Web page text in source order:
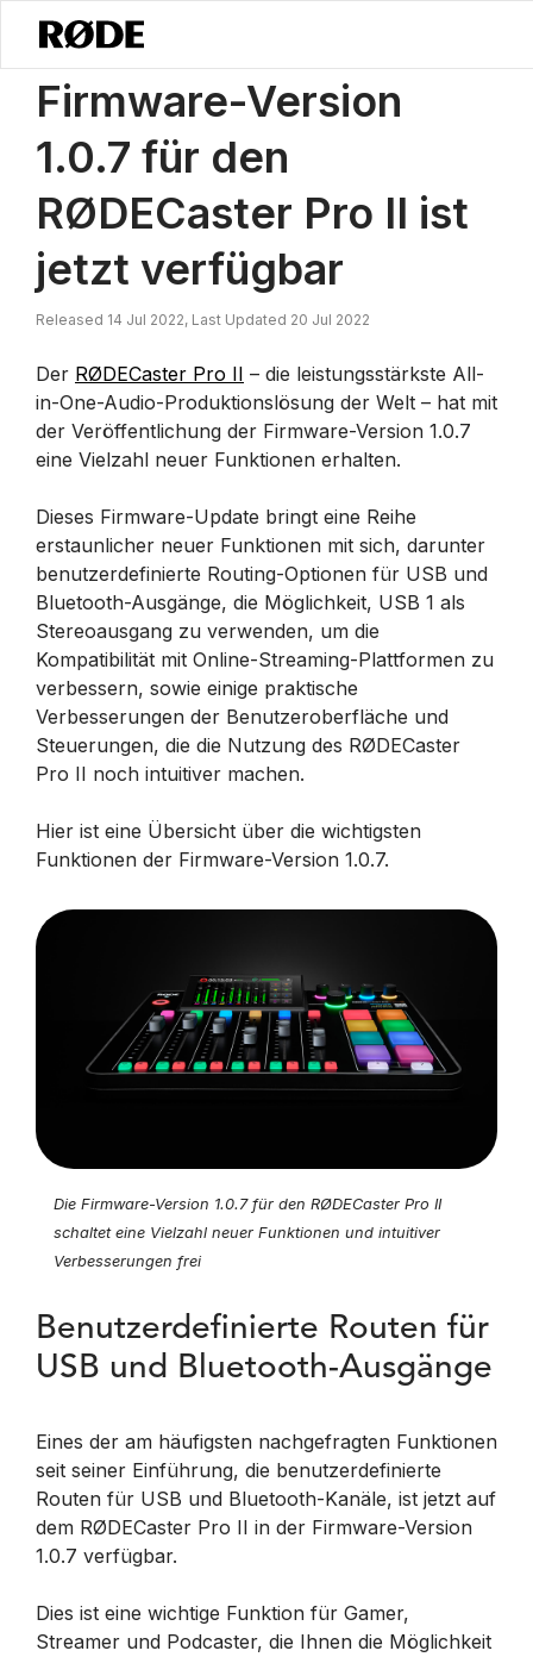
Nachrichten / Die Firmware-Version 1.0.7 Für Den RØDECaster Pro II
Firmware-Version
1.0.7 für den
RØDECaster Pro II ist
jetzt verfügbar
Released 14 Jul 2022, Last Updated 20 Jul 2022
Der RØDECaster Pro II – die leistungsstärkste All-
in-One-Audio-Produktionslösung der Welt – hat mit
der Veröffentlichung der Firmware-Version 1.0.7
eine Vielzahl neuer Funktionen erhalten.
Dieses Firmware-Update bringt eine Reihe
erstaunlicher neuer Funktionen mit sich, darunter
benutzerdefinierte Routing-Optionen für USB und
Bluetooth-Ausgänge, die Möglichkeit, USB 1 als
Stereoausgang zu verwenden, um die
Kompatibilität mit Online-Streaming-Plattformen zu
verbessern, sowie einige praktische
Verbesserungen der Benutzeroberfläche und
Steuerungen, die die Nutzung des RØDECaster
Pro II noch intuitiver machen.
Hier ist eine Übersicht über die wichtigsten
Funktionen der Firmware-Version 1.0.7.
Die Firmware-Version 1.0.7 für den RØDECaster Pro II
schaltet eine Vielzahl neuer Funktionen und intuitiver
Verbesserungen frei
Benutzerdefinierte Routen für
USB und Bluetooth-Ausgänge
Eines der am häufigsten nachgefragten Funktionen
seit seiner Einführung, die benutzerdefinierte
Routen für USB und Bluetooth-Kanäle, ist jetzt auf
dem RØDECaster Pro II in der Firmware-Version
1.0.7 verfügbar.
Dies ist eine wichtige Funktion für Gamer,
Streamer und Podcaster, die Ihnen die Möglichkeit